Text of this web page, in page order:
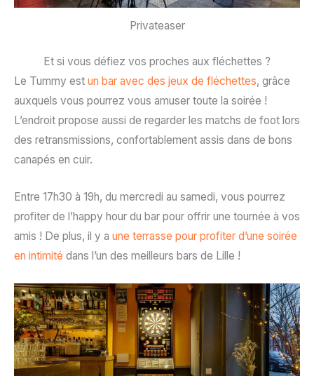
Privateaser
Et si vous défiez vos proches aux fléchettes ?
Le Tummy est un bar avec des jeux de fléchettes, grâce
auxquels vous pourrez vous amuser toute la soirée !
L’endroit propose aussi de regarder les matchs de foot lors
des retransmissions, confortablement assis dans de bons
canapés en cuir.
Entre 17h30 à 19h, du mercredi au samedi, vous pourrez
profiter de l’happy hour du bar pour offrir une tournée à vos
amis ! De plus, il y a une terrasse pour profiter d’une soirée
en intimité dans l’un des meilleurs bars de Lille !